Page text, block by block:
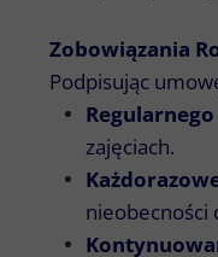
Zobowiązania
Podpisując
zajęciach.
nieobecności